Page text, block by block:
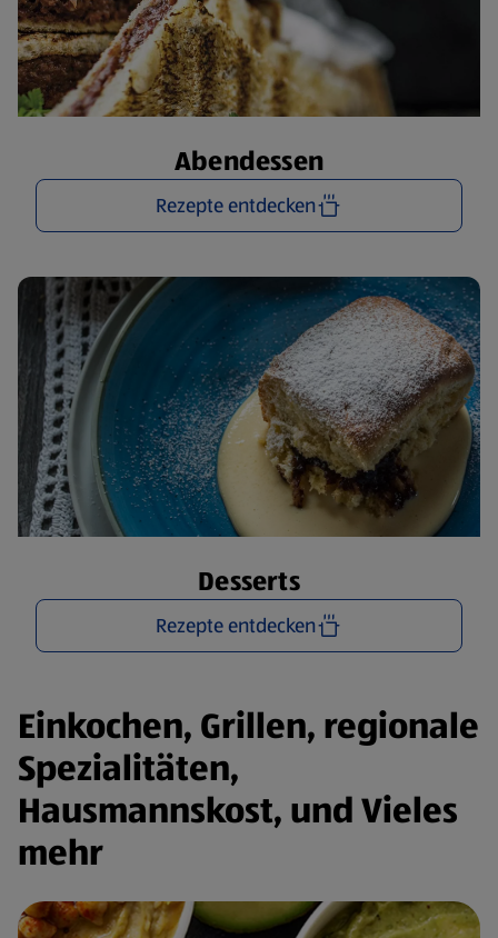
Abendessen
Rezepte entdecken
Desserts
Rezepte entdecken
Einkochen, Grillen, regionale
Spezialitäten,
Hausmannskost, und Vieles
mehr